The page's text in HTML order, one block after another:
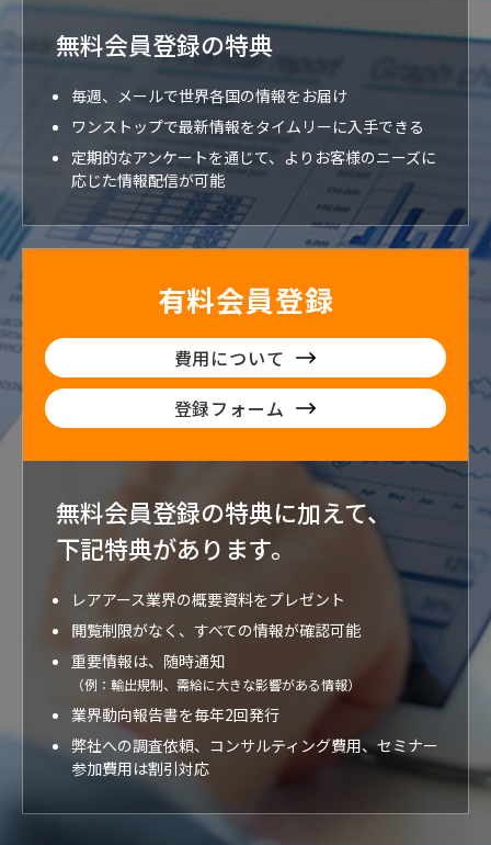
無料会員登録の特典
毎週、メールで世界各国の情報をお届け
ワンストップで最新情報をタイムリーに入手できる
定期的なアンケートを通じて、よりお客様のニーズに
応じた情報配信が可能
有料会員登録
費用について
登録フォーム
無料会員登録の特典に加えて、
下記特典があります。
レアアース業界の概要資料をプレゼント
閲覧制限がなく、すべての情報が確認可能
重要情報は、随時通知
（例：輸出規制、需給に大きな影響がある情報）
業界動向報告書を毎年2回発行
弊社への調査依頼、コンサルティング費用、セミナー
参加費用は割引対応